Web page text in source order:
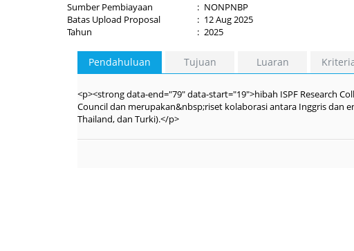
Sumber Pembiayaan : NONPNBP
Batas Upload Proposal
: 12 Aug 2025
Tahun
: 2025
Pendahuluan Tujuan Luaran
<p><strong data-end="79" data-start="19">hibah ISPF Research
Council dan merupakan&nbsp;riset kolaborasi antara Inggris dan
Thailand, dan Turki).</p>